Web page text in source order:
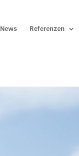
News Referenzen